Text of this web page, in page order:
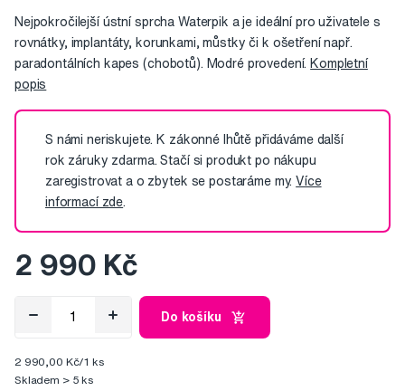
Nejpokročilejší ústní sprcha Waterpik a je ideální pro uživatele s
rovnátky, implantáty, korunkami, můstky či k ošetření např.
paradontálních kapes (chobotů). Modré provedení. Kompletní
popis
S námi neriskujete. K zákonné lhůtě přidáváme další
rok záruky zdarma. Stačí si produkt po nákupu
zaregistrovat a o zbytek se postaráme my. Více
informací zde.
2 990 Kč
Do košíku
2 990,00 Kč/1 ks
Skladem > 5 ks